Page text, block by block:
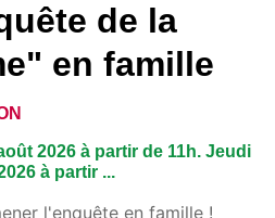
de la
en famille
2026 à partir de 11h. Jeudi
à partir ...
l'enquête en famille !